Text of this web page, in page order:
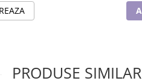
PRODUSE